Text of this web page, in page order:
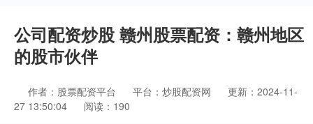
公司配资炒股 赣州股票配资：赣州地区
的股市伙伴
作者：股票配资平台 平台：炒股配资网
更新：2024-11-
27 13:50:04
阅读：190